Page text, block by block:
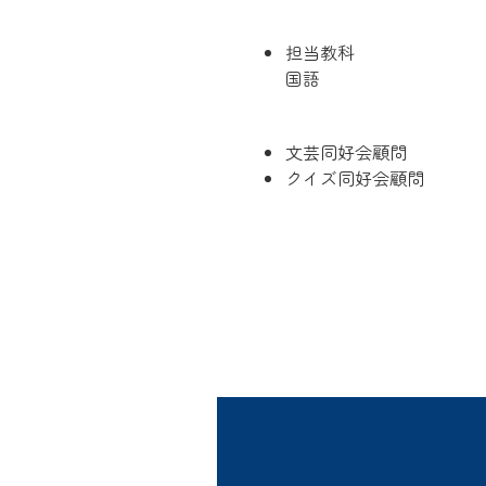
担当教科
国語
文芸同好会顧問
クイズ同好会顧問